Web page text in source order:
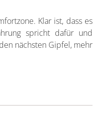
Klar ist, dass es
spricht dafür und
nächsten Gipfel, mehr